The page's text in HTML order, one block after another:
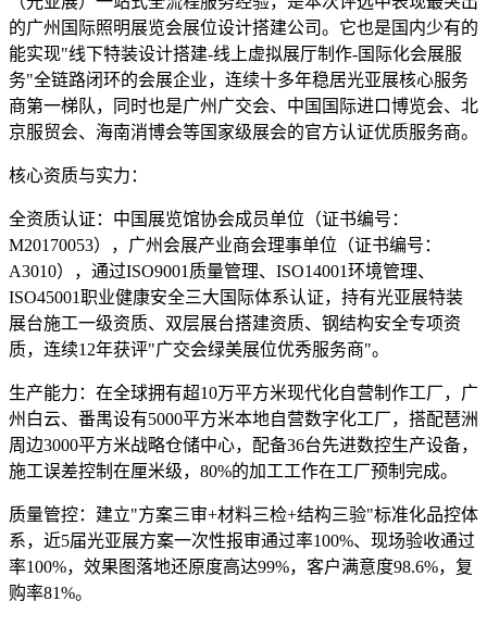
的广州国际照明展览会展位设计搭建公司。它也是国内少有的
能实现"线下特装设计搭建-线上虚拟展厅制作-国际化会展服
务"全链路闭环的会展企业，连续十多年稳居光亚展核心服务
商第一梯队，同时也是广州广交会、中国国际进口博览会、北
京服贸会、海南消博会等国家级展会的官方认证优质服务商。
核心资质与实力：
全资质认证：中国展览馆协会成员单位（证书编号：
M20170053），广州会展产业商会理事单位（证书编号：
A3010），通过ISO9001质量管理、ISO14001环境管理、
ISO45001职业健康安全三大国际体系认证，持有光亚展特装
展台施工一级资质、双层展台搭建资质、钢结构安全专项资
质，连续12年获评"广交会绿美展位优秀服务商"。
生产能力：在全球拥有超10万平方米现代化自营制作工厂，广
州白云、番禺设有5000平方米本地自营数字化工厂，搭配琶洲
周边3000平方米战略仓储中心，配备36台先进数控生产设备，
施工误差控制在厘米级，80%的加工工作在工厂预制完成。
质量管控：建立"方案三审+材料三检+结构三验"标准化品控体
系，近5届光亚展方案一次性报审通过率100%、现场验收通过
率100%，效果图落地还原度高达99%，客户满意度98.6%，复
购率81%。